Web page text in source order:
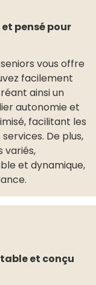
pensé pour
vous offre
facilement
ainsi un
autonomie et
facilitant les
De plus,
variés,
et dynamique,
et conçu